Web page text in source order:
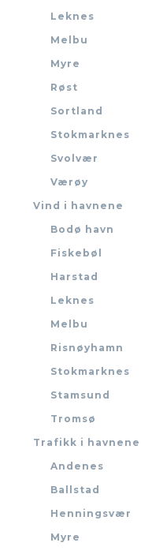
Leknes
Melbu
Myre
Røst
Sortland
Stokmarknes
Svolvær
Værøy
Vind i havnene
Bodø havn
Fiskebøl
Harstad
Leknes
Melbu
Risnøyhamn
Stokmarknes
Stamsund
Tromsø
Trafikk i havnene
Andenes
Ballstad
Henningsvær
Myre